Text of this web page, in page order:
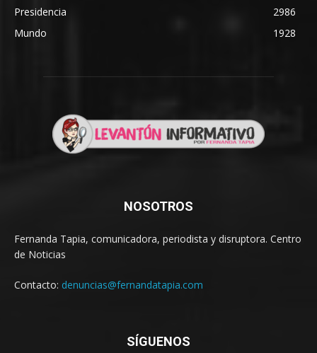
Presidencia
2986
Mundo
1928
NOSOTROS
Fernanda Tapia, comunicadora, periodista y disruptora. Centro
de Noticias
Contacto: denuncias@fernandatapia.com
SÍGUENOS